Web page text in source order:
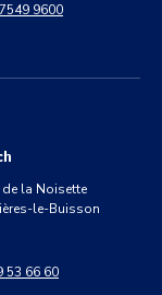
9600
la Noisette
le-Buisson
53 66 60